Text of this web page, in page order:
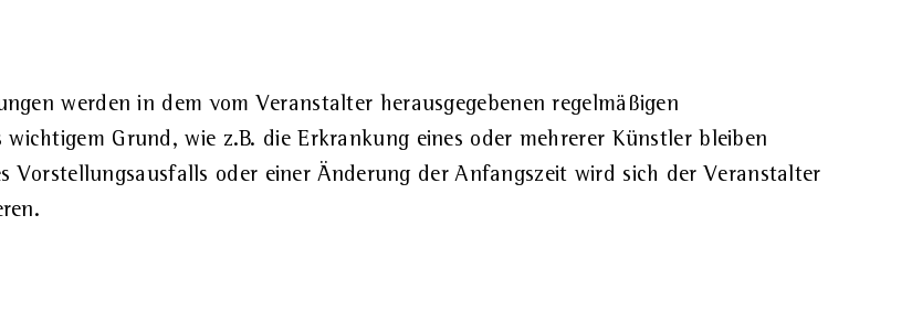
werden in dem vom Veranstalter herausgegebenen regelmäßigen
Grund, wie z.B. die Erkrankung eines oder mehrerer Künstler bleiben
Vorstellungsausfalls oder einer Änderung der Anfangszeit wird sich der Veranstalter